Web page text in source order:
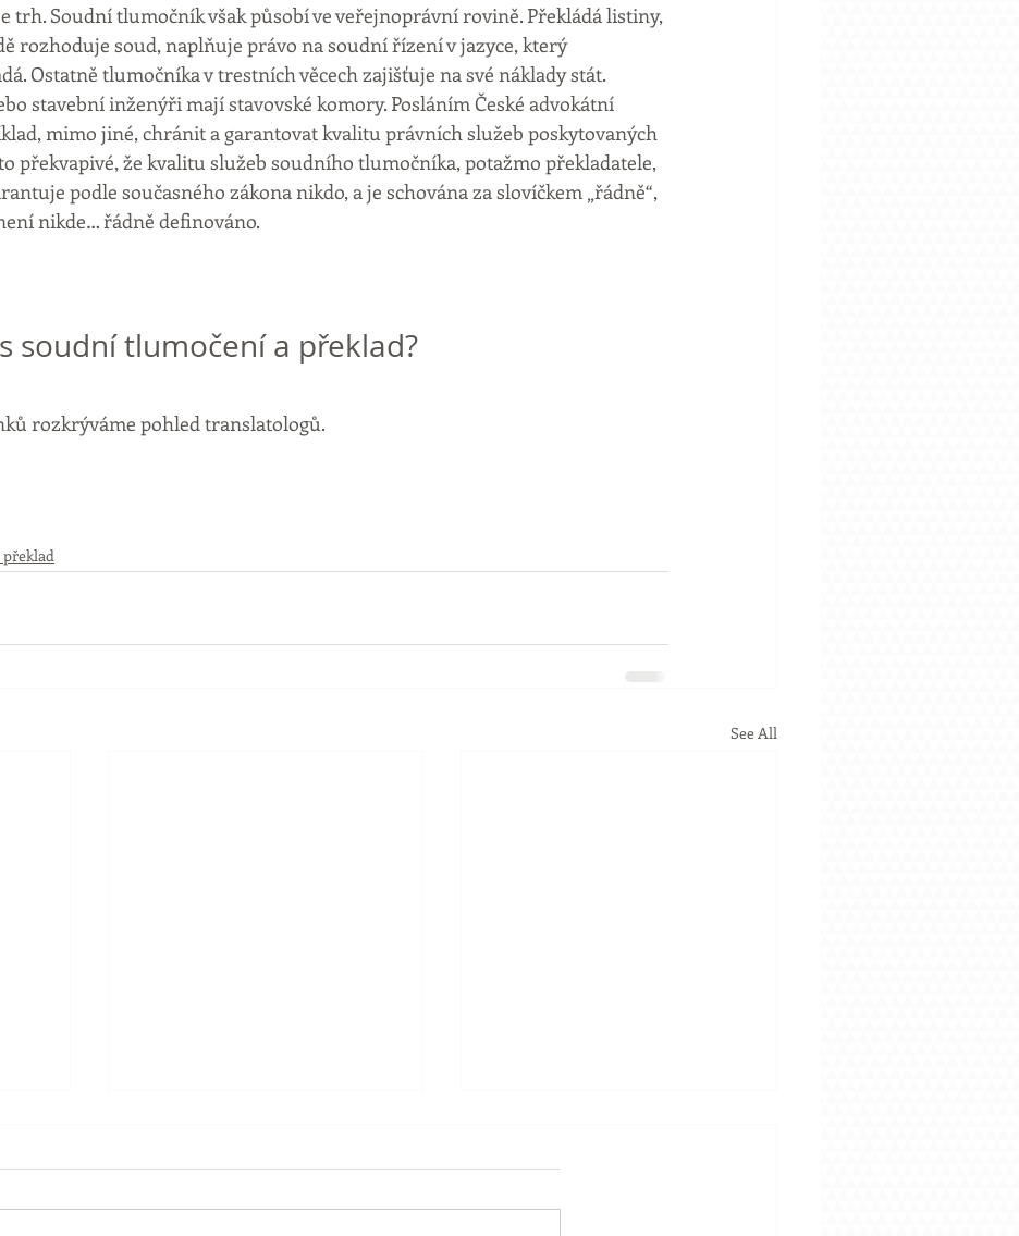
trh. Soudní tlumočník však působí ve veřejnoprávní rovině. Překládá listiny,
rozhoduje soud, naplňuje právo na soudní řízení v jazyce, který
Ostatně tlumočníka v trestních věcech zajišťuje na své náklady stát.
stavební inženýři mají stavovské komory. Posláním České advokátní
mimo jiné, chránit a garantovat kvalitu právních služeb poskytovaných
překvapivé, že kvalitu služeb soudního tlumočníka, potažmo překladatele,
podle současného zákona nikdo, a je schována za slovíčkem „řádně“,
nikde… řádně definováno.
soudní tlumočení a překlad?
rozkrýváme pohled translatologů.
See All